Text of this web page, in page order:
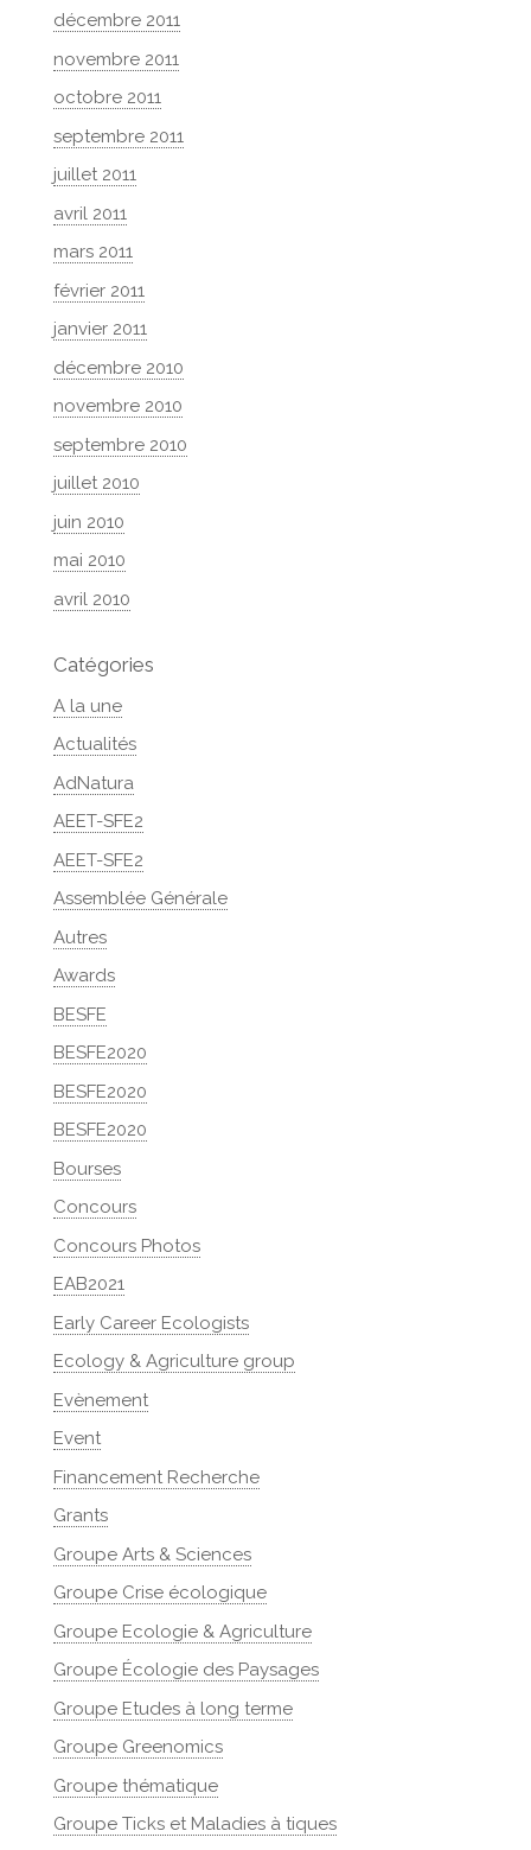
décembre 2011
novembre 2011
octobre 2011
septembre 2011
juillet 2011
avril 2011
mars 2011
février 2011
janvier 2011
décembre 2010
novembre 2010
septembre 2010
juillet 2010
juin 2010
mai 2010
avril 2010
Catégories
A la une
Actualités
AdNatura
AEET-SFE2
AEET-SFE2
Assemblée Générale
Autres
Awards
BESFE
BESFE2020
BESFE2020
BESFE2020
Bourses
Concours
Concours Photos
EAB2021
Early Career Ecologists
Ecology & Agriculture group
Evènement
Event
Financement Recherche
Grants
Groupe Arts & Sciences
Groupe Crise écologique
Groupe Ecologie & Agriculture
Groupe Écologie des Paysages
Groupe Etudes à long terme
Groupe Greenomics
Groupe thématique
Groupe Ticks et Maladies à tiques